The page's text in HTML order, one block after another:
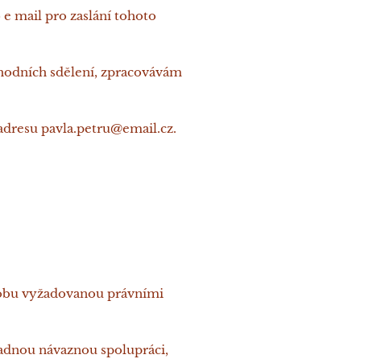
e mail pro zaslání tohoto
sdělení, zpracovávám
pavla.petru@email.cz.
vyžadovanou právními
návaznou spolupráci,